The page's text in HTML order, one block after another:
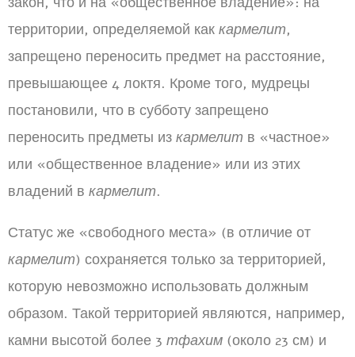
территории, определяемой как кармелит,
запрещено переносить предмет на расстояние,
превышающее 4 локтя. Кроме того, мудрецы
постановили, что в субботу запрещено
переносить предметы из кармелит в «частное»
или «общественное владение» или из этих
владений в кармелит.
Статус же «свободного места» (в отличие от
кармелит) сохраняется только за территорией,
которую невозможно использовать должным
образом. Такой территорией являются, например,
камни высотой более 3 тфахим (около 23 см) и